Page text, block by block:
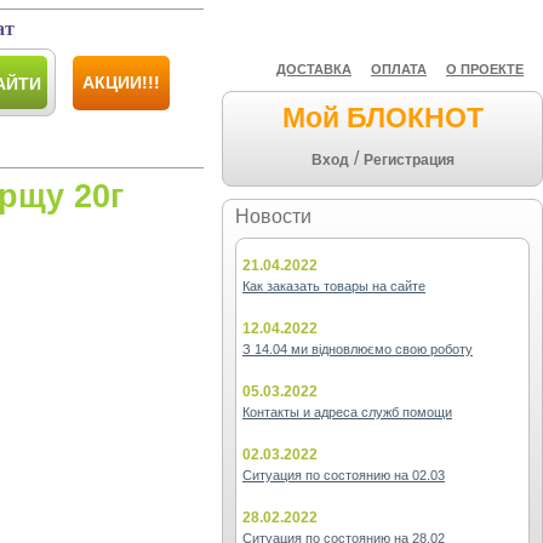
ДОСТАВКА ОПЛАТА О ПРОЕКТЕ
Мой БЛОКНОТ
Вход / Регистрация
Новости
21.04.2022
Как заказать товары на сайте
12.04.2022
З 14.04 ми відновлюємо свою роботу
05.03.2022
Контакты и адреса служб помощи
02.03.2022
Ситуация по состоянию на 02.03
28.02.2022
Ситуация по состоянию на 28.02
АКЦИИ!!!
20г